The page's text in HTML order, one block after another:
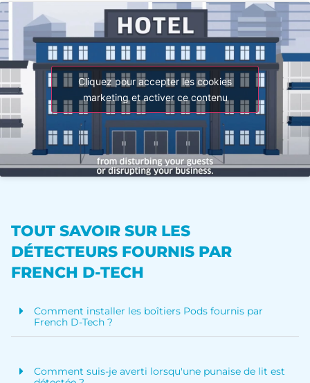
Cliquez pour accepter les cookies
marketing et activer ce contenu
TOUT SAVOIR SUR LES
DÉTECTEURS FOURNIS PAR
FRENCH D-TECH
Comment installer les boîtiers Pods fournis par
French D-Tech ?
Comment suis-je averti lorsqu'une punaise de lit est